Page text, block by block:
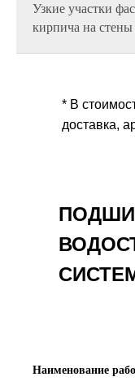
Узкие участки
кирпича на стены
* В
доставка,
Наименование